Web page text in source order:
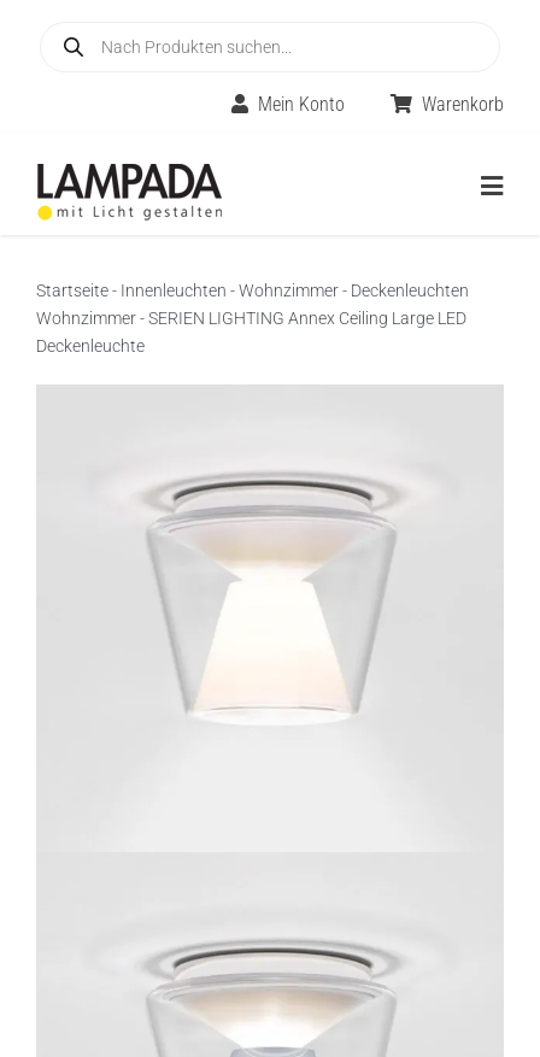
search
Mein Konto Warenkorb
Online-Shop
Innenleuchten
Außenleuchten
Lichtplanung
Referenzen
Marken
Startseite- Innenleuchten -Wohnzimmer- Deckenleuchten
Wohnzimmer-SERIEN LIGHTING Annex Ceiling Large LED
Deckenleuchte